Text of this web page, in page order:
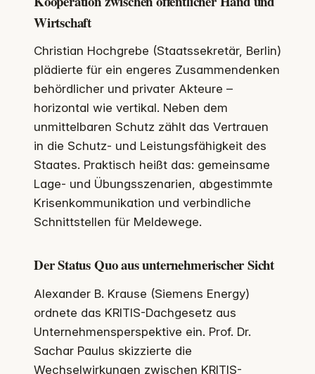
Wirtschaft
Christian Hochgrebe (Staatssekretär, Berlin)
plädierte für ein engeres Zusammendenken
behördlicher und privater Akteure –
horizontal wie vertikal. Neben dem
unmittelbaren Schutz zählt das Vertrauen
in die Schutz- und Leistungsfähigkeit des
Staates. Praktisch heißt das: gemeinsame
Lage- und Übungsszenarien, abgestimmte
Krisenkommunikation und verbindliche
Schnittstellen für Meldewege.
Der Status Quo aus unternehmerischer Sicht
Alexander B. Krause (Siemens Energy)
ordnete das KRITIS-Dachgesetz aus
Unternehmensperspektive ein. Prof. Dr.
Sachar Paulus skizzierte die
Wechselwirkungen zwischen KRITIS-